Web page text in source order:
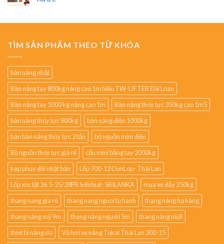
TÌM SẢN PHẨM THEO TỪ KHÓA
bàn nâng nhật
Bàn nâng tay 800kg nâng cao 1m hiệu TW-LIFTER Đài Loan
Bàn nâng tay 1000 kg nâng cao 1m
Bàn nâng thủy lực 350kg cao 1m5
bàn nâng thủy lực 800kg
bàn nâng điện 1000kg
bán bàn nâng thủy lực 2 tấn
bộ nguồn mini điện
Bộ nguồn thủy lực giá rẻ
cẩu mini bằng tay 2000kg
kẹp phuy đôi nhật bản
Lốp 700-12 DunLop- Thái Lan
Lốp xúc lật 26.5-25/28PR Solideal- SRILANKA
mua xe đẩy 250kg
thang nang gia rẻ
thang nang nguoi tu hanh
thang nâng hạ hàng
thang nâng mỹ 9m
thang nâng người 5m
thang nâng niuli
thiet bi nâng do
Vỏ hơi xe nâng Tokai Thái Lan 300-15